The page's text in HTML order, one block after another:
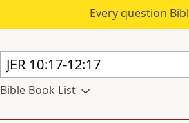
Every question
Bible Book List